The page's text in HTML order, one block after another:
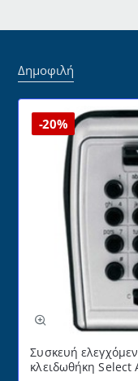
Δημοφιλή
-20%
Συσκευή
κλειδωθήκη Select